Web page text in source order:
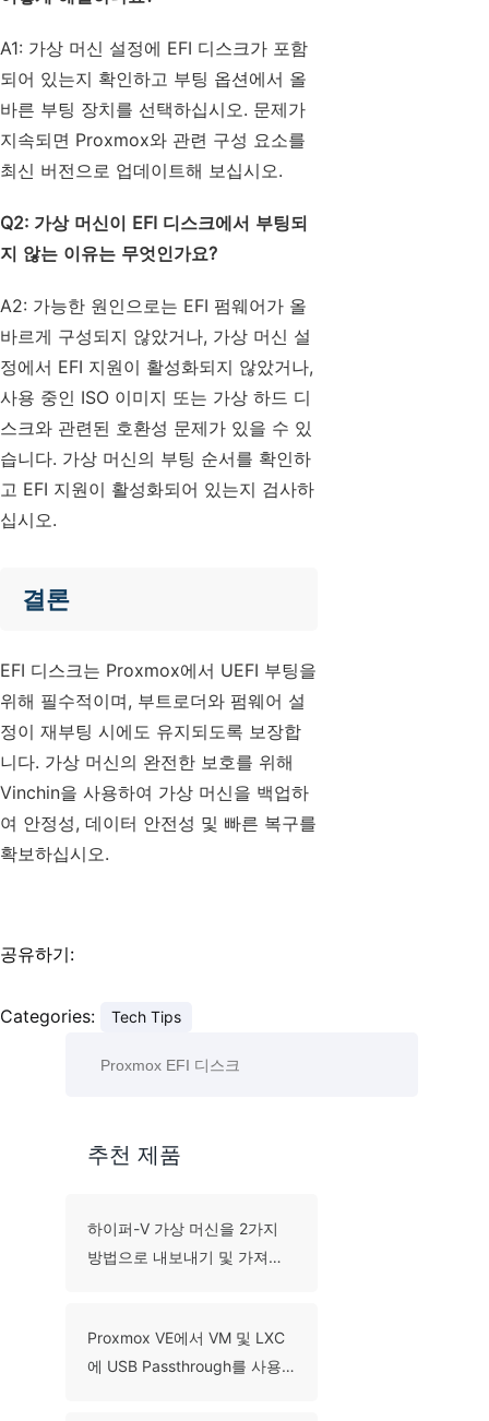
A1: 가상 머신 설정에 EFI 디스크가 포함
되어 있는지 확인하고 부팅 옵션에서 올
바른 부팅 장치를 선택하십시오. 문제가
지속되면 Proxmox와 관련 구성 요소를
최신 버전으로 업데이트해 보십시오.
Q2: 가상 머신이 EFI 디스크에서 부팅되
지 않는 이유는 무엇인가요?
A2: 가능한 원인으로는 EFI 펌웨어가 올
바르게 구성되지 않았거나, 가상 머신 설
정에서 EFI 지원이 활성화되지 않았거나,
사용 중인 ISO 이미지 또는 가상 하드 디
스크와 관련된 호환성 문제가 있을 수 있
습니다. 가상 머신의 부팅 순서를 확인하
고 EFI 지원이 활성화되어 있는지 검사하
십시오.
결론
EFI 디스크는 Proxmox에서 UEFI 부팅을
위해 필수적이며, 부트로더와 펌웨어 설
정이 재부팅 시에도 유지되도록 보장합
니다. 가상 머신의 완전한 보호를 위해
Vinchin을 사용하여 가상 머신을 백업하
여 안정성, 데이터 안전성 및 빠른 복구를
확보하십시오.
공유하기:
Categories: Tech Tips
추천 제품
하이퍼-V 가상 머신을 2가지
방법으로 내보내기 및 가져오
Proxmox VE에서 VM 및 LXC
에 USB Passthrough를 사용